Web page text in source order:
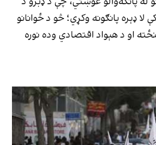
ډېره پانګونه وکړي؛ څو د ځوانانو
او د هېواد اقتصادي وده نوره